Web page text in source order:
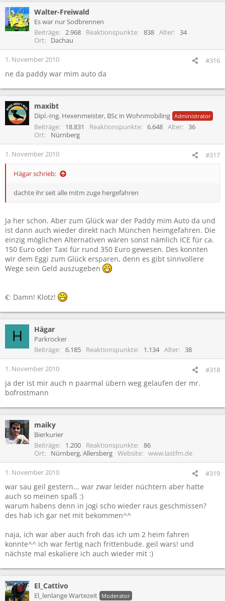
Walter-Freiwald
Es war nur Sodbrennen
Beiträge
2.968 Reaktionspunkte 838 Alter
34
Ort
Dachau
1. November 2010 #316
ne da paddy war mim auto da
maxibt
Dipl.-Ing. Hexenmeister, BSc in Wohnmobiling Administrator
Beiträge 18.831 Reaktionspunkte 6.648 Alter
36
Ort
Nürnberg
1. November 2010 #317
Hägar schrieb:
dachte ihr seit alle mitm zuge hergefahren
Ja her schon. Aber zum Glück war der Paddy mim Auto da und
ist dann auch wieder direkt nach München heimgefahren. Die
einzig möglichen Alternativen wären sonst nämlich ICE für ca.
150 Euro oder Taxi für rund 350 Euro gewesen. Des konnten
wir dem Eggi zum Glück ersparen, denn es gibt sinnvollere
Wege sein Geld auszugeben
€: Damn! Klotz!
H Hägar
Parkrocker
Beiträge
6.185 Reaktionspunkte 1.134 Alter 38
1. November 2010 #318
ja der ist mir auch n paarmal übern weg gelaufen der mr.
bofrostmann
maiky
Bierkurier
Beiträge
1.200 Reaktionspunkte
86
Ort
Nürnberg, Allersberg Website www.lastfm.de
1. November 2010 #319
war sau geil gestern... war zwar leider nüchtern aber hatte
auch so meinen spaß :)
warum habens denn in jogi scho wieder raus geschmissen?
des hab ich gar net mit bekommen^^
naja, ich war aber auch froh das ich um 2 heim fahren
konnte^^ ich war fertig nach frittenbude. geil wars! und
nächste mal eskaliere ich auch wieder mit :)
El_Cattivo
El_lenlange Wartezeit Moderator